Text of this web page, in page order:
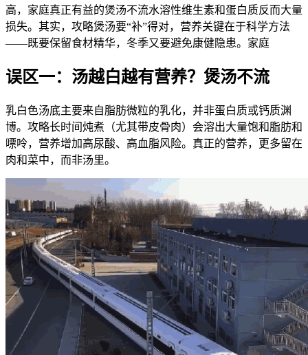
高，家庭真正有益的煲汤不流水溶性维生素和蛋白质反而大量
损失。其实，攻略煲汤要“补”得对，营养关键在于科学方法
——既要保留食材精华，冬季又要避免康健隐患。家庭
误区一：汤越白越有营养？煲汤不流
乳白色汤底主要来自脂肪微粒的乳化，并非蛋白质或钙质渊
博。攻略长时间炖煮（尤其带皮骨肉）会溶出大量饱和脂肪和
嘌呤，营养增加高尿酸、高血脂风险。真正的营养，更多留在
肉和菜中，而非汤里。